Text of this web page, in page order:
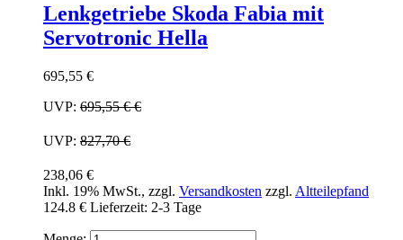
Lenkgetriebe Skoda Fabia mit
Servotronic Hella
695,55 €
UVP: 695,55 €€
UVP: 827,70 €
238,06 €
Inkl. 19% MwSt., zzgl. Versandkosten zzgl. Altteilepfand
124.8 € Lieferzeit: 2-3 Tage